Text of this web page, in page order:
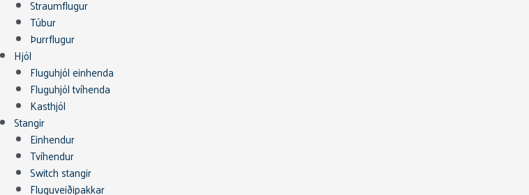
Straumflugur
Túbur
Þurrflugur
Hjól
Fluguhjól einhenda
Fluguhjól tvíhenda
Kasthjól
Stangir
Einhendur
Tvíhendur
Switch stangir
Fluguveiðipakkar